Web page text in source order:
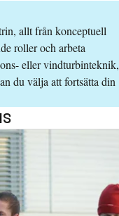
allt från konceptuell
roller och arbeta
eller vindturbinteknik,
du välja att fortsätta din